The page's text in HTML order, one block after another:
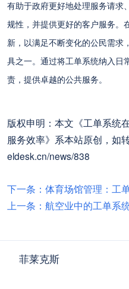
有助于政府更好地处理服务请求
规性，并提供更好的客户服务。
新，以满足不断变化的公民需求
具之一。通过将工单系统纳入日
责，提供卓越的公共服务。
版权申明：本文《工单系统
服务效率》系本站原创，如
eldesk.cn/news/838
下一条：体育场馆管理：工
上一条：航空业中的工单系
菲莱克斯